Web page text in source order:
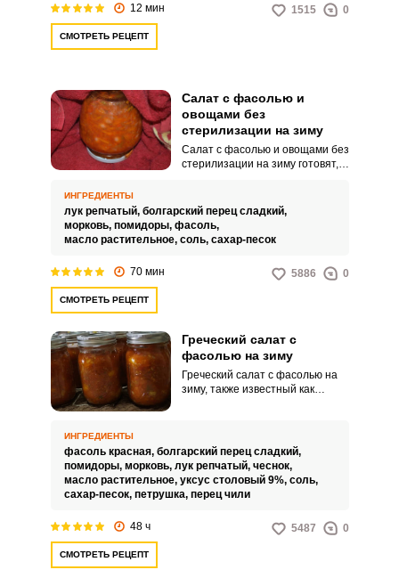
самостоятельное блюдо, а ещё
12 мин 1515 0
СМОТРЕТЬ РЕЦЕПТ
Салат с фасолью и
овощами без
стерилизации на зиму
Салат с фасолью и овощами без
стерилизации на зиму готовят,
овощи и зелень становятся
менее доступными. Такой салат
можно хранить в холодильнике
наслаждаться им в любое время
ИНГРЕДИЕНТЫ
лук репчатый, болгарский перец сладкий,
морковь, помидоры, фасоль,
масло растительное, соль, сахар-песок
70 мин 5886 0
СМОТРЕТЬ РЕЦЕПТ
Греческий салат с
фасолью на зиму
Греческий салат с фасолью на
зиму, также известный как
заготовку, которую можно
использовать в любое время,
достаточно просто открыть
банку. Такую заготовку можно
использовать как
качестве компонента для более
ИНГРЕДИЕНТЫ
фасоль красная, болгарский перец сладкий,
помидоры, морковь, лук репчатый, чеснок,
масло растительное, уксус столовый 9%, соль,
сахар-песок, петрушка, перец чили
48 ч 5487 0
СМОТРЕТЬ РЕЦЕПТ